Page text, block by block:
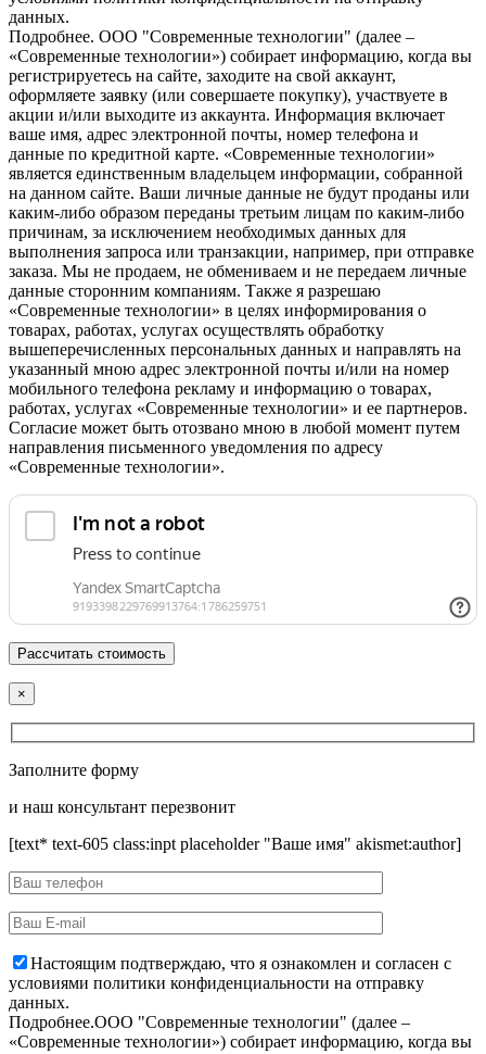
данных.
Подробнее. OOO "Современные технологии" (далее –
«Современные технологии») собирает информацию, когда вы
регистрируетесь на сайте, заходите на свой аккаунт,
оформляете заявку (или совершаете покупку), участвуете в
акции и/или выходите из аккаунта. Информация включает
ваше имя, адрес электронной почты, номер телефона и
данные по кредитной карте. «Современные технологии»
является единственным владельцем информации, собранной
на данном сайте. Ваши личные данные не будут проданы или
каким-либо образом переданы третьим лицам по каким-либо
причинам, за исключением необходимых данных для
выполнения запроса или транзакции, например, при отправке
заказа. Мы не продаем, не обмениваем и не передаем личные
данные сторонним компаниям. Также я разрешаю
«Современные технологии» в целях информирования о
товарах, работах, услугах осуществлять обработку
вышеперечисленных персональных данных и направлять на
указанный мною адрес электронной почты и/или на номер
мобильного телефона рекламу и информацию о товарах,
работах, услугах «Современные технологии» и ее партнеров.
Согласие может быть отозвано мною в любой момент путем
направления письменного уведомления по адресу
«Современные технологии».
×
Заполните форму
и наш консультант перезвонит
[text* text-605 class:inpt placeholder "Ваше имя" akismet:author]
Настоящим подтверждаю, что я ознакомлен и согласен с
условиями политики конфиденциальности на отправку
данных.
Подробнее.OOO "Современные технологии" (далее –
«Современные технологии») собирает информацию, когда вы